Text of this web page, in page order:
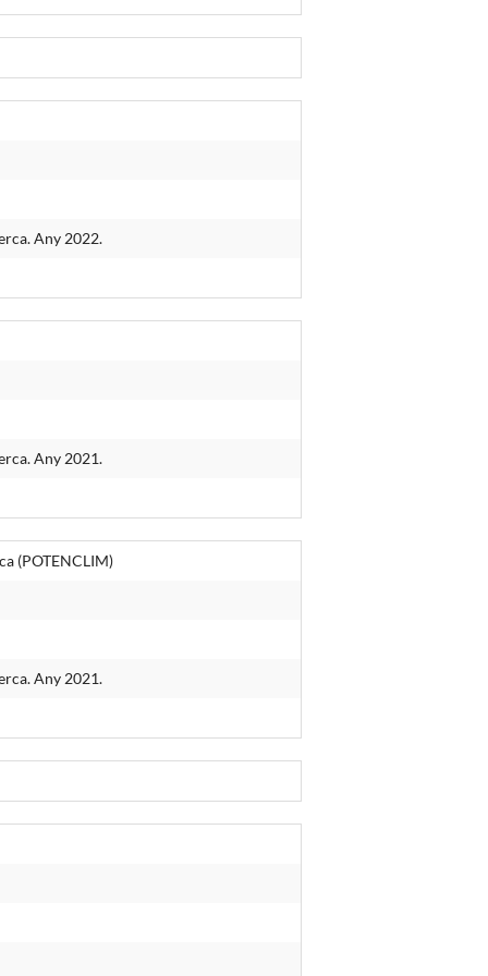
Any 2022.
Any 2021.
(POTENCLIM)
Any 2021.